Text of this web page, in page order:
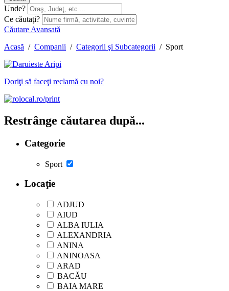
Unde?
Ce căutaţi?
Căutare Avansată
Acasă / Companii / Categorii şi Subcategorii / Sport
Doriţi să faceţi reclamă cu noi?
Restrânge căutarea după...
Categorie
Sport
Locaţie
ADJUD
AIUD
ALBA IULIA
ALEXANDRIA
ANINA
ANINOASA
ARAD
BACĂU
BAIA MARE